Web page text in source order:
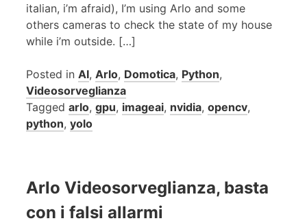
italian, i’m afraid), I’m using Arlo and some
others cameras to check the state of my house
while i’m outside. […]
Posted in AI, Arlo, Domotica, Python,
Videosorveglianza
Tagged arlo, gpu, imageai, nvidia, opencv,
python, yolo
Arlo Videosorveglianza, basta
con i falsi allarmi